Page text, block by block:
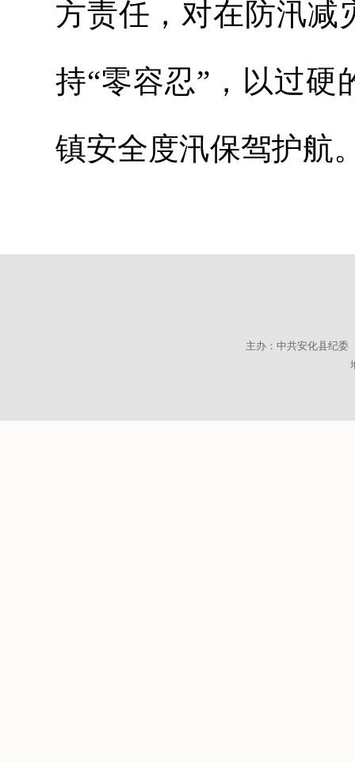
方责任，对在防汛减
持“零容忍”，以过硬
镇安全度汛保驾护航